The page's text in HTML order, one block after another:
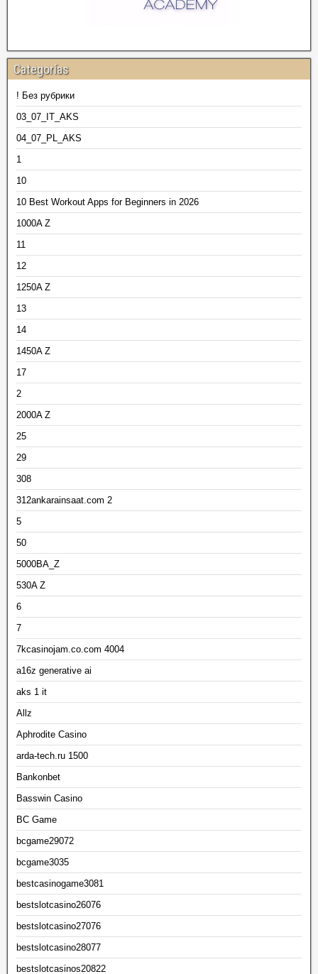
Categorías
! Без рубрики
03_07_IT_AKS
04_07_PL_AKS
1
10
10 Best Workout Apps for Beginners in 2026
1000A Z
11
12
1250A Z
13
14
1450A Z
17
2
2000A Z
25
29
308
312ankarainsaat.com 2
5
50
5000BA_Z
530A Z
6
7
7kcasinojam.co.com 4004
a16z generative ai
aks 1 it
Allz
Aphrodite Casino
arda-tech.ru 1500
Bankonbet
Basswin Casino
BC Game
bcgame29072
bcgame3035
bestcasinogame3081
bestslotcasino26076
bestslotcasino27076
bestslotcasino28077
bestslotcasinos20822